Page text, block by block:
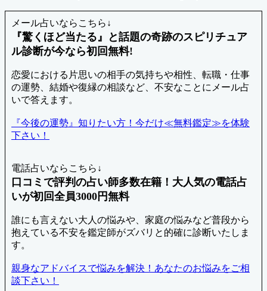
メール占いならこちら↓
『驚くほど当たる』と話題の奇跡のスピリチュア
ル診断が今なら初回無料!
恋愛における片思いの相手の気持ちや相性、転職・仕事
の運勢、結婚や復縁の相談など、不安なことにメール占
いで答えます。
『今後の運勢』知りたい方！今だけ≪無料鑑定≫を体験
下さい！
電話占いならこちら↓
口コミで評判の占い師多数在籍！大人気の電話占
いが初回全員3000円無料
誰にも言えない大人の悩みや、家庭の悩みなど普段から
抱えている不安を鑑定師がズバリと的確に診断いたしま
す。
親身なアドバイスで悩みを解決！あなたのお悩みをご相
談下さい！